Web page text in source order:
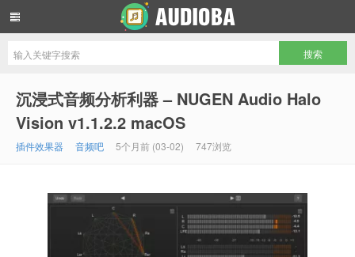
沉浸式音频分析利器 – NUGEN Audio Halo
Vision v1.1.2.2 macOS
插件效果器 音频吧 5个月前 (03-02) 747浏览